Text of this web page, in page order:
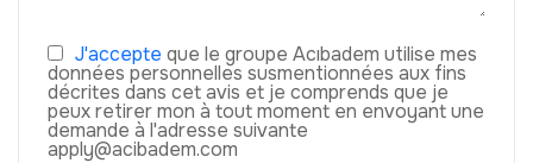
J'accepte que le groupe Acıbadem utilise mes
données personnelles susmentionnées aux fins
décrites dans cet avis et je comprends que je
peux retirer mon à tout moment en envoyant une
demande à l'adresse suivante
apply@acibadem.com